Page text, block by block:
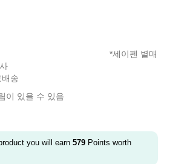
권 *세이펜 별매
배송
이 있을 수 있음
you will earn 579 Points worth